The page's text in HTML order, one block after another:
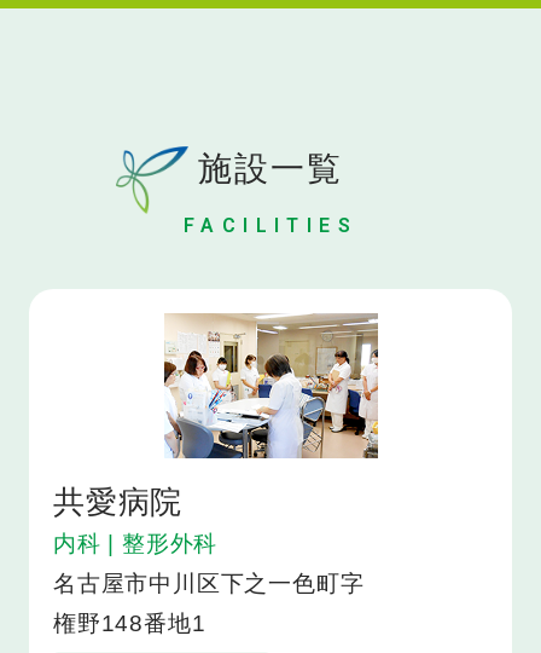
施設一覧
FACILITIES
共愛病院
内科 | 整形外科
名古屋市中川区下之一色町字
権野148番地1